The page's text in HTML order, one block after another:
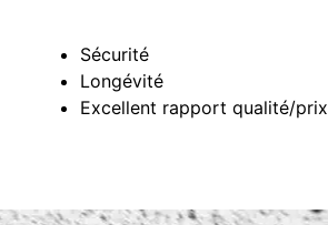
Sécurité
Longévité
Excellent rapport qualité/prix